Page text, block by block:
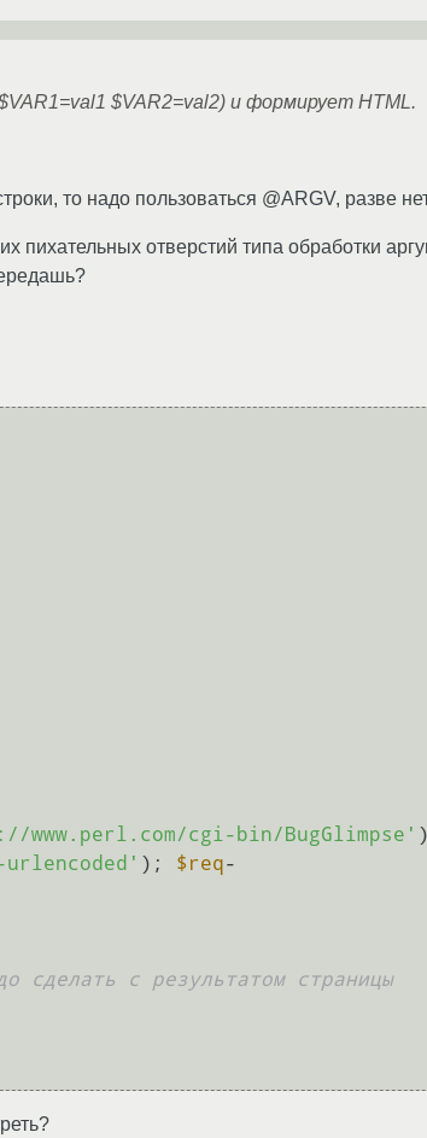
$VAR2=val2) и формирует HTML.
то надо пользоваться @ARGV, разве
пихательных отверстий типа обработки
www.perl.com/cgi-bin/BugGlimpse'
); $req-
сделать с результатом страницы